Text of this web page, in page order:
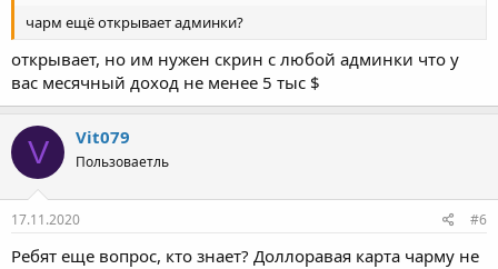
Eva написал(а):
открывает, но им нужен скрин с любой админки что у
вас месячный доход не менее 5 тыс $
V Vit079
17.11.2020